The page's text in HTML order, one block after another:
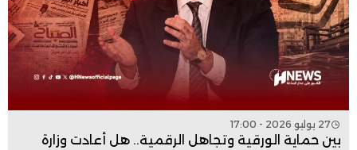
27 يوليو 2026 - 17:00
بين حماية الورقية وتجاهل الرقمية.. هل أعادت وزارة